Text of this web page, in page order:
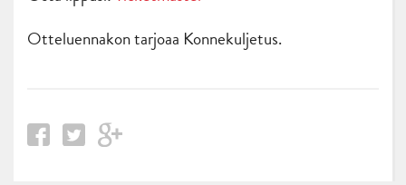
Otteluennakon tarjoaa Konnekuljetus.